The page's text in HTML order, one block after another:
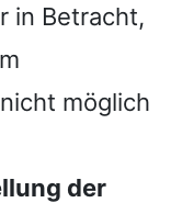
in Betracht,
möglich
der